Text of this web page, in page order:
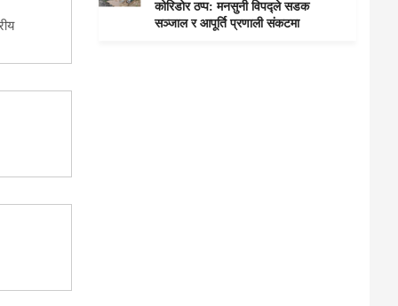
कोरिडोर ठप्प: मनसुनी विपद्ले सडक
सञ्जाल र आपूर्ति प्रणाली संकटमा